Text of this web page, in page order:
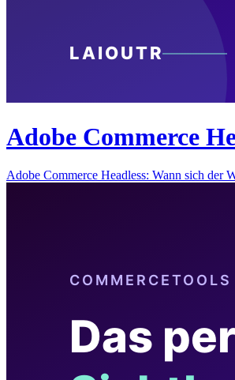
Adobe Commerce
Adobe Commerce Headless: Wann sich der